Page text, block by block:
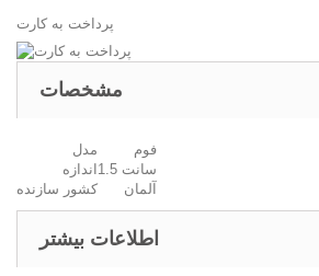
پرداخت به کارت
مشخصات
مدل
فوم
اندازه
1.5 سانت
کشور سازنده
آلمان
اطلاعات بیشتر